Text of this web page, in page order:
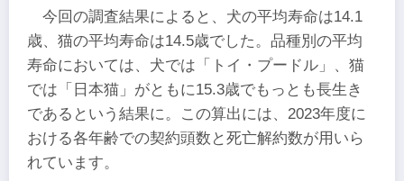
今回の調査結果によると、犬の平均寿命は14.1
歳、猫の平均寿命は14.5歳でした。品種別の平均
寿命においては、犬では「トイ・プードル」、猫
では「日本猫」がともに15.3歳でもっとも長生き
であるという結果に。この算出には、2023年度に
おける各年齢での契約頭数と死亡解約数が用いら
れています。